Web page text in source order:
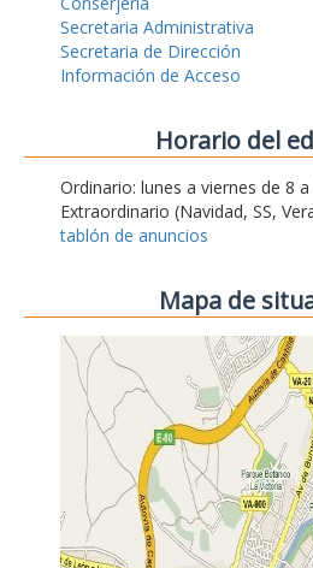
Secretaria Administrativa
Secretaria de Dirección
Información de Acceso
Horario del
Ordinario: lunes a viernes de 8 a
Extraordinario (Navidad, SS,
tablón de anuncios
Mapa de